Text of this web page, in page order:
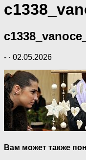
- · 02.05.2026
Вам может также